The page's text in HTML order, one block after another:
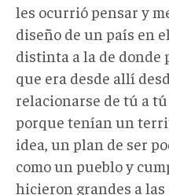
les ocurrió pensar y
diseño de un país en
distinta a la de
que era desde allí
relacionarse de tú a
porque tenían un
idea, un plan de ser
como un pueblo y
hicieron grandes a